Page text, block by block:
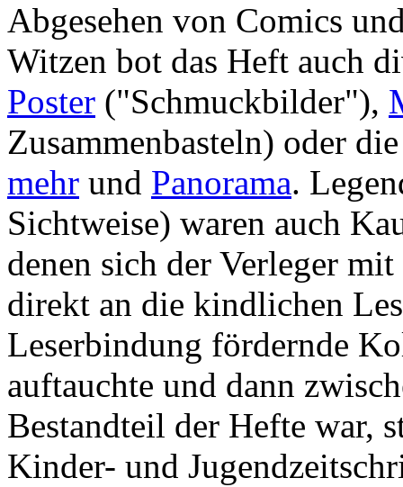
Abgesehen von Comics
Witzen bot das Heft auch
Poster ("Schmuckbilder"),
Zusammenbasteln) oder
mehr und Panorama.
Sichtweise) waren auch
denen sich der Verleger
direkt an die kindlichen
Leserbindung fördernde
auftauchte und dann
Bestandteil der Hefte war,
Kinder- und